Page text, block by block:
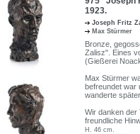
1923.
Joseph Fritz
Max Stürmer
Bronze,
Zalisz". Eines
(Gießerei
Max Stürmer
befreundet war
wanderte
Wir danken der
freundliche
H. 46 cm.